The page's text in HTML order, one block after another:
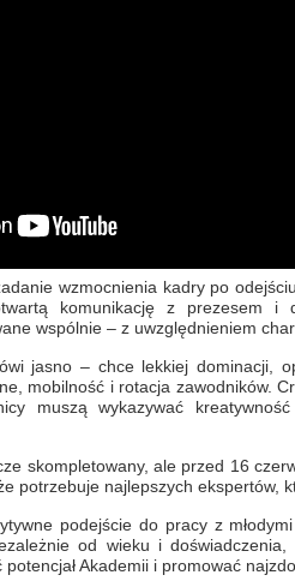
wzmocnienia kadry po
komunikację z prezesem
wspólnie – z uwzględnieniem
jasno – chce lekkiej dominacji,
mobilność i rotacja zawodników.
muszą wykazywać
skompletowany, ale przed 16
potrzebuje najlepszych ekspertów,
podejście do pracy z
od wieku i
Akademii i promować